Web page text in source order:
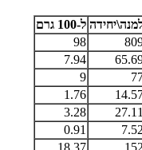
ל-100 גרם
98
7.94
9
1.76
27.11
3.28
7.52
0.91
152
18.37